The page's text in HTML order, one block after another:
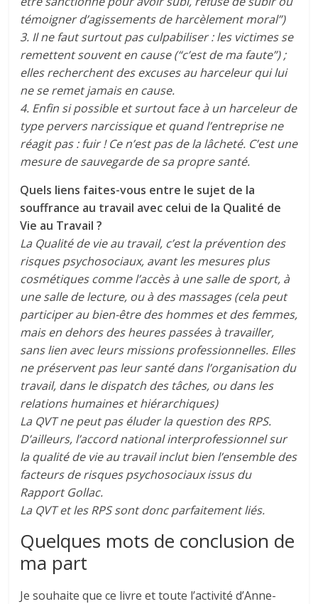
témoigner d’agissements de harcèlement moral”)
3. Il ne faut surtout pas culpabiliser : les victimes se
remettent souvent en cause (“c’est de ma faute”) ;
elles recherchent des excuses au harceleur qui lui
ne se remet jamais en cause.
4. Enfin si possible et surtout face à un harceleur de
type pervers narcissique et quand l’entreprise ne
réagit pas : fuir ! Ce n’est pas de la lâcheté. C’est une
mesure de sauvegarde de sa propre santé.
Quels liens faites-vous entre le sujet de la
souffrance au travail avec celui de la Qualité de
Vie au Travail ?
La Qualité de vie au travail, c’est la prévention des
risques psychosociaux, avant les mesures plus
cosmétiques comme l’accès à une salle de sport, à
une salle de lecture, ou à des massages (cela peut
participer au bien-être des hommes et des femmes,
mais en dehors des heures passées à travailler,
sans lien avec leurs missions professionnelles. Elles
ne préservent pas leur santé dans l’organisation du
travail, dans le dispatch des tâches, ou dans les
relations humaines et hiérarchiques)
La QVT ne peut pas éluder la question des RPS.
D’ailleurs, l’accord national interprofessionnel sur
la qualité de vie au travail inclut bien l’ensemble des
facteurs de risques psychosociaux issus du
Rapport Gollac.
La QVT et les RPS sont donc parfaitement liés.
Quelques mots de conclusion de
ma part
Je souhaite que ce livre et toute l’activité d’Anne-